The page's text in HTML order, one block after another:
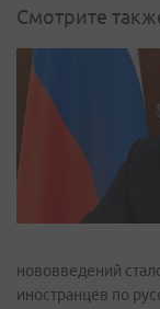
Смотрите
нововведений
иностранцев по